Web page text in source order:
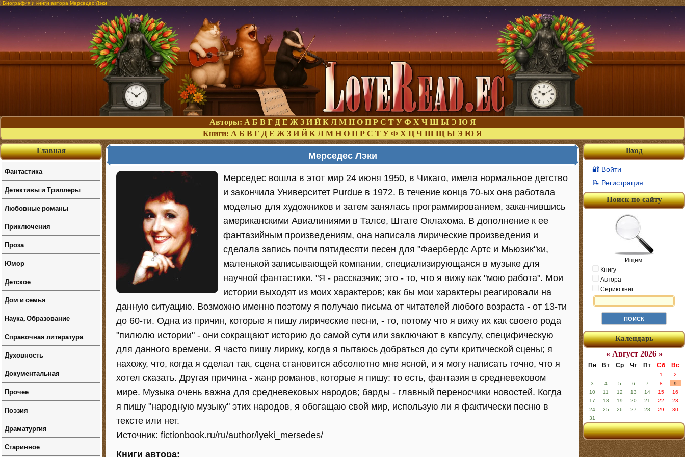
Биография и книги автора Мерседес Лэки
Авторы: А Б В Г Д Е Ж З И Й К Л М Н О П Р С Т У Ф Х Ч Ш Ы Э Ю Я
Книги: А Б В Г Д Е Ж З И Й К Л М Н О П Р С Т У Ф Х Ц Ч Ш Щ Ы Э Ю Я
Мерседес Лэки
Мерседес вошла в этот мир 24 июня 1950, в Чикаго, имела нормальное детство
и закончила Университет Purdue в 1972. В течение конца 70-ых она работала
моделью для художников и затем занялась программированием, заканчившись
американскими Авиалиниями в Талсе, Штате Оклахома. В дополнение к ее
фантазийным произведениям, она написала лирические произведения и
сделала запись почти пятидесяти песен для "Фаербердс Артс и Мьюзик"ки,
маленькой записывающей компании, специализирующаяся в музыке для
научной фантастики. "Я - рассказчик; это - то, что я вижу как "мою работа". Мои
истории выходят из моих характеров; как бы мои характеры реагировали на
данную ситуацию. Возможно именно поэтому я получаю письма от читателей любого возраста - от 13-ти
до 60-ти. Одна из причин, которые я пишу лирические песни, - то, потому что я вижу их как своего рода
"пилюлю истории" - они сокращают историю до самой сути или заключают в капсулу, специфическую
для данного времени. Я часто пишу лирику, когда я пытаюсь добраться до сути критической сцены; я
нахожу, что, когда я сделал так, сцена становится абсолютно мне ясной, и я могу написать точно, что я
хотел сказать. Другая причина - жанр романов, которые я пишу: то есть, фантазия в средневековом
мире. Музыка очень важна для средневековых народов; барды - главный переносчики новостей. Когда
я пишу "народную музыку" этих народов, я обогащаю свой мир, использую ли я фактически песню в
тексте или нет.
Источник: fictionbook.ru/ru/author/lyeki_mersedes/
Книги автора:
Вход
🔐 Войти
📝 Регистрация
Поиск по сайту
Ищем:
Книгу
Автора
Серию книг
Календарь
« Август 2026 »
Пн Вт Ср Чт Пт Сб Вс
1
2
3
4 5 6 7 8
9
10
11 12 13 14 15
16
17
18 19 20 21 22
23
24
25 26 27 28 29
30
31
Главная
Фантастика
Детективы и Триллеры
Любовные романы
Приключения
Проза
Юмор
Детское
Дом и семья
Наука, Образование
Справочная литература
Духовность
Документальная
Прочее
Поэзия
Драматургия
Старинное